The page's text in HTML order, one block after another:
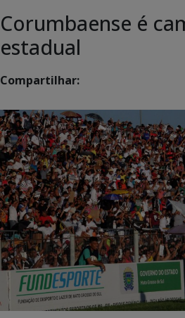
Corumbaense é
estadual
Compartilhar: